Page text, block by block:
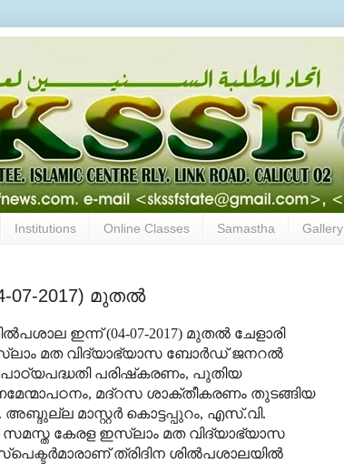
Institutions Online Classes Samastha Gallery
2017) മുതല്‍
ഇന്ന് (04-07-2017) മുതല്‍ ചേളാരി
മത വിദ്യാഭ്യാസ ബോര്‍ഡ് ജനറല്‍
പരിഷ്‌കരണം, പുതിയ
മദ്‌റസ ശാക്തീകരണം തുടങ്ങിയ
മാസ്റ്റര്‍ കൊട്ടപ്പുറം, എസ്.വി.
കേരള ഇസ്‌ലാം മത വിദ്യാഭ്യാസ
ത്രിദിന ശില്‍പശാലയില്‍